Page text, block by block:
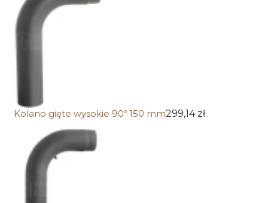
Kolano gięte wysokie 90º 150 mm299,14 zł